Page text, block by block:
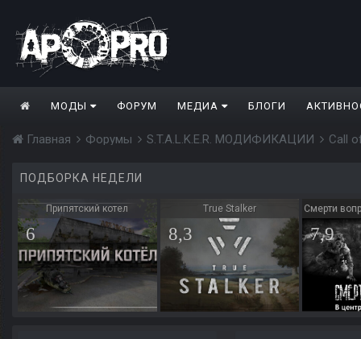
МОДЫ ФОРУМ МЕДИА БЛОГИ
Главная Форумы S.T.A.L.K.E.R. МОДИФИКАЦИИ Call
ПОДБОРКА НЕДЕЛИ
Припятский котел
6
True Stalker
8,3
Смерти
7,9